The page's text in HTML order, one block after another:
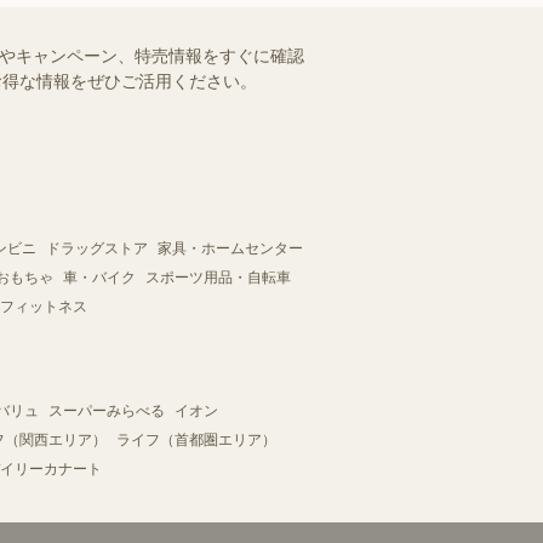
キャンペーン、特売情報をすぐに確認
な情報をぜひご活用ください。
ビニ ドラッグストア
家具・ホームセンター
もちゃ 車・バイク
スポーツ用品・自転車
ィットネス
リュ スーパーみらべる
イオン
関西エリア）
ライフ（首都圏エリア）
リーカナート